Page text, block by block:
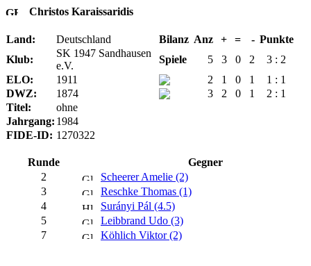
Christos Karaissaridis
Land: Deutschland Bilanz Anz + = - Punkte
Klub:
SK 1947 Sandhausen
e.V.
Spiele 5 3 0 2
3 : 2
ELO:
1911 2 1 0 1
1 : 1
DWZ:
1874 3 2 0 1
2 : 1
Titel:
ohne
Jahrgang: 1984
FIDE-ID: 1270322
Runde
Gegner
2
Scheerer Amelie (2)
3
Reschke Thomas (1)
4
Surányi Pál (4.5)
5
Leibbrand Udo (3)
7
Köhlich Viktor (2)